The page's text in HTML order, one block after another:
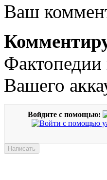
Ваш
Вашего
Войдите с помощью: